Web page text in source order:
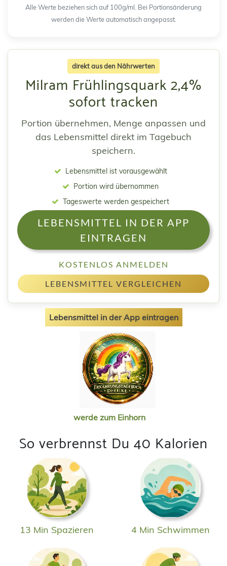
Alle Werte beziehen sich auf 100g/ml. Bei Portionsänderung
werden die Werte automatisch angepasst.
direkt aus den Nährwerten
Milram Frühlingsquark 2,4%
sofort tracken
Portion übernehmen, Menge anpassen und
das Lebensmittel direkt im Tagebuch
speichern.
Lebensmittel ist vorausgewählt
Portion wird übernommen
Tageswerte werden gespeichert
LEBENSMITTEL IN DER APP
EINTRAGEN
KOSTENLOS ANMELDEN
LEBENSMITTEL VERGLEICHEN
Lebensmittel in der App eintragen
werde zum Einhorn
So verbrennst Du 40 Kalorien
13 Min Spazieren 4 Min Schwimmen